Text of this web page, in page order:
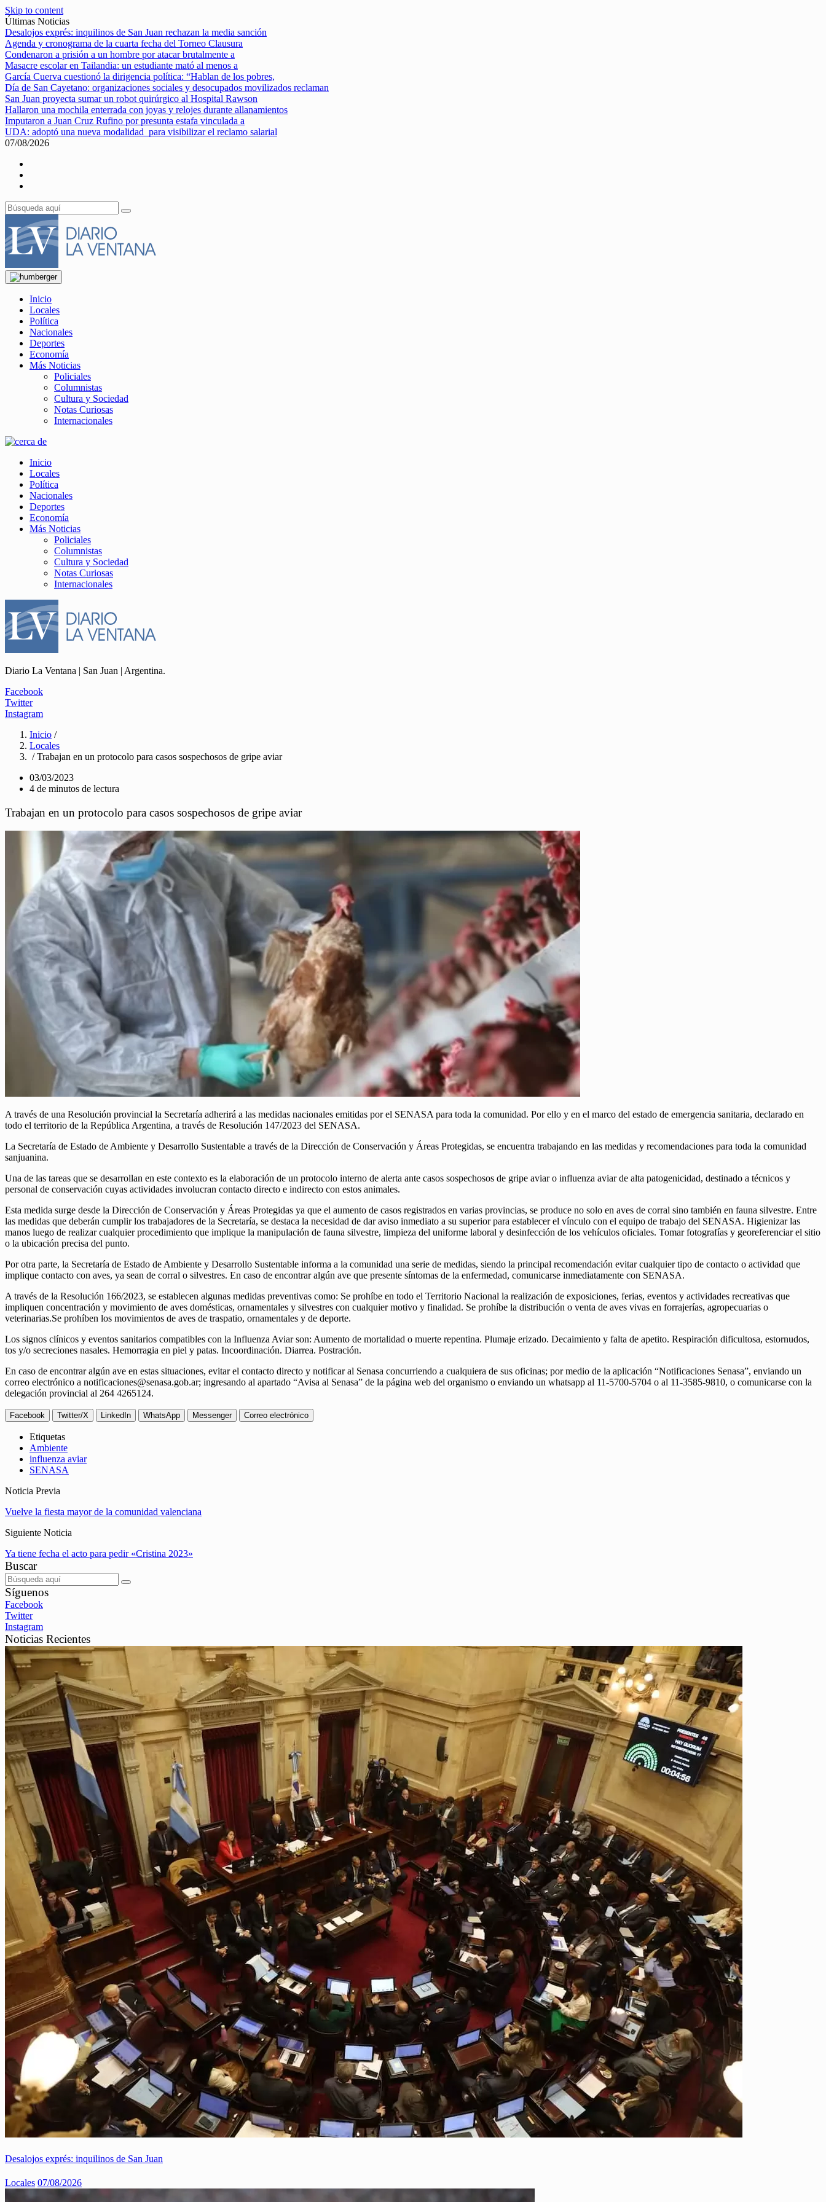
Skip to content
Últimas Noticias
Desalojos exprés: inquilinos de San Juan rechazan la media sanción
Agenda y cronograma de la cuarta fecha del Torneo Clausura
Condenaron a prisión a un hombre por atacar brutalmente a
Masacre escolar en Tailandia: un estudiante mató al menos a
García Cuerva cuestionó la dirigencia política: “Hablan de los pobres,
Día de San Cayetano: organizaciones sociales y desocupados movilizados reclaman
San Juan proyecta sumar un robot quirúrgico al Hospital Rawson
Hallaron una mochila enterrada con joyas y relojes durante allanamientos
Imputaron a Juan Cruz Rufino por presunta estafa vinculada a
UDA: adoptó una nueva modalidad para visibilizar el reclamo salarial
07/08/2026
Inicio
Locales
Política
Nacionales
Deportes
Economía
Más Noticias
Policiales
Columnistas
Cultura y Sociedad
Notas Curiosas
Internacionales
Inicio
Locales
Política
Nacionales
Deportes
Economía
Más Noticias
Policiales
Columnistas
Cultura y Sociedad
Notas Curiosas
Internacionales
Diario La Ventana | San Juan | Argentina.
Facebook
Twitter
Instagram
Inicio /
Locales
/ Trabajan en un protocolo para casos sospechosos de gripe aviar
03/03/2023
4 de minutos de lectura
Trabajan en un protocolo para casos sospechosos de gripe aviar
A través de una Resolución provincial la Secretaría adherirá a las medidas nacionales emitidas por el SENASA para toda la comunidad. Por ello y en el marco del estado de emergencia sanitaria, declarado en
todo el territorio de la República Argentina, a través de Resolución 147/2023 del SENASA.
La Secretaría de Estado de Ambiente y Desarrollo Sustentable a través de la Dirección de Conservación y Áreas Protegidas, se encuentra trabajando en las medidas y recomendaciones para toda la comunidad
sanjuanina.
Una de las tareas que se desarrollan en este contexto es la elaboración de un protocolo interno de alerta ante casos sospechosos de gripe aviar o influenza aviar de alta patogenicidad, destinado a técnicos y
personal de conservación cuyas actividades involucran contacto directo e indirecto con estos animales.
Esta medida surge desde la Dirección de Conservación y Áreas Protegidas ya que el aumento de casos registrados en varias provincias, se produce no solo en aves de corral sino también en fauna silvestre. Entre
las medidas que deberán cumplir los trabajadores de la Secretaría, se destaca la necesidad de dar aviso inmediato a su superior para establecer el vínculo con el equipo de trabajo del SENASA. Higienizar las
manos luego de realizar cualquier procedimiento que implique la manipulación de fauna silvestre, limpieza del uniforme laboral y desinfección de los vehículos oficiales. Tomar fotografías y georeferenciar el sitio
o la ubicación precisa del punto.
Por otra parte, la Secretaría de Estado de Ambiente y Desarrollo Sustentable informa a la comunidad una serie de medidas, siendo la principal recomendación evitar cualquier tipo de contacto o actividad que
implique contacto con aves, ya sean de corral o silvestres. En caso de encontrar algún ave que presente síntomas de la enfermedad, comunicarse inmediatamente con SENASA.
A través de la Resolución 166/2023, se establecen algunas medidas preventivas como: Se prohíbe en todo el Territorio Nacional la realización de exposiciones, ferias, eventos y actividades recreativas que
impliquen concentración y movimiento de aves domésticas, ornamentales y silvestres con cualquier motivo y finalidad. Se prohíbe la distribución o venta de aves vivas en forrajerías, agropecuarias o
veterinarias.Se prohíben los movimientos de aves de traspatio, ornamentales y de deporte.
Los signos clínicos y eventos sanitarios compatibles con la Influenza Aviar son: Aumento de mortalidad o muerte repentina. Plumaje erizado. Decaimiento y falta de apetito. Respiración dificultosa, estornudos,
tos y/o secreciones nasales. Hemorragia en piel y patas. Incoordinación. Diarrea. Postración.
En caso de encontrar algún ave en estas situaciones, evitar el contacto directo y notificar al Senasa concurriendo a cualquiera de sus oficinas; por medio de la aplicación “Notificaciones Senasa”, enviando un
correo electrónico a notificaciones@senasa.gob.ar; ingresando al apartado “Avisa al Senasa” de la página web del organismo o enviando un whatsapp al 11-5700-5704 o al 11-3585-9810, o comunicarse con la
delegación provincial al 264 4265124.
Facebook Twitter/X LinkedIn WhatsApp Messenger Correo electrónico
Etiquetas
Ambiente
influenza aviar
SENASA
Noticia Previa
Vuelve la fiesta mayor de la comunidad valenciana
Siguiente Noticia
Ya tiene fecha el acto para pedir «Cristina 2023»
Buscar
Síguenos
Facebook
Twitter
Instagram
Noticias Recientes
Desalojos exprés: inquilinos de San Juan
Locales 07/08/2026